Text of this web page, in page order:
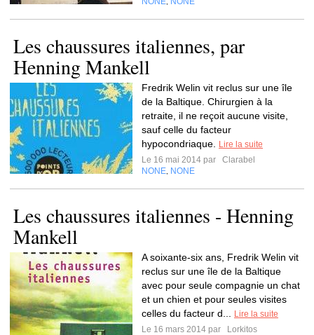
Les chaussures italiennes, par
Henning Mankell
Fredrik Welin vit reclus sur une île
de la Baltique. Chirurgien à la
retraite, il ne reçoit aucune visite,
sauf celle du facteur
hypocondriaque.
Lire la suite
Le 16 mai 2014 par
Clarabel
NONE NONE
Les chaussures italiennes - Henning
Mankell
A soixante-six ans, Fredrik Welin vit
reclus sur une île de la Baltique
avec pour seule compagnie un chat
et un chien et pour seules visites
celles du facteur d...
Lire la suite
Le 16 mars 2014 par
Lorkitos